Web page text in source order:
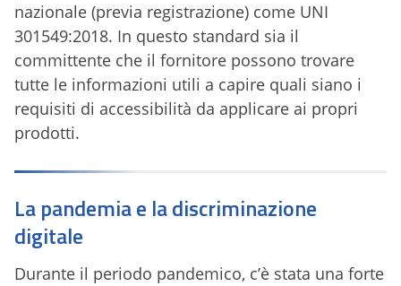
nazionale (previa registrazione) come UNI
301549:2018. In questo standard sia il
committente che il fornitore possono trovare
tutte le informazioni utili a capire quali siano i
requisiti di accessibilità da applicare ai propri
prodotti.
La pandemia e la discriminazione
digitale
Durante il periodo pandemico, c’è stata una forte